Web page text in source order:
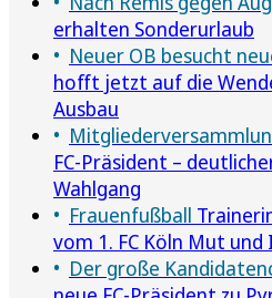
erhalten Sonderurlaub
Neuer OB besucht
hofft jetzt auf die
Ausbau
FC-Präsident –
Wahlgang
Frauenfußball
vom 1. FC Köln Mut
Der große